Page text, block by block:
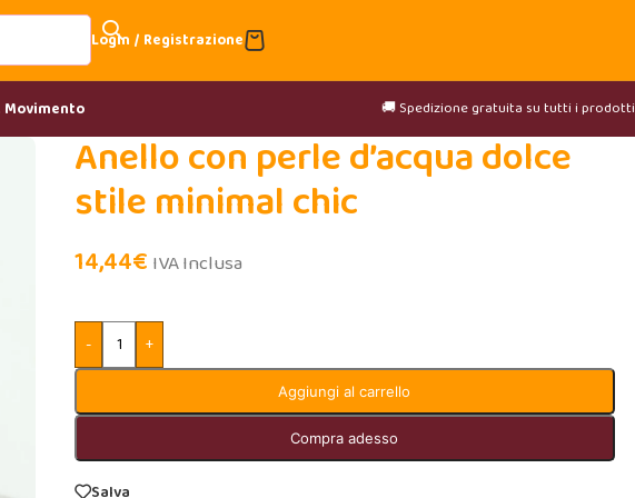
Login / Registrazione
Movimento 🚚 Spedizione gratuita su tutti i prodotti
Anello con perle d’acqua dolce
stile minimal chic
14,44€ IVA Inclusa
- +
Aggiungi al carrello
Compra adesso
Salva